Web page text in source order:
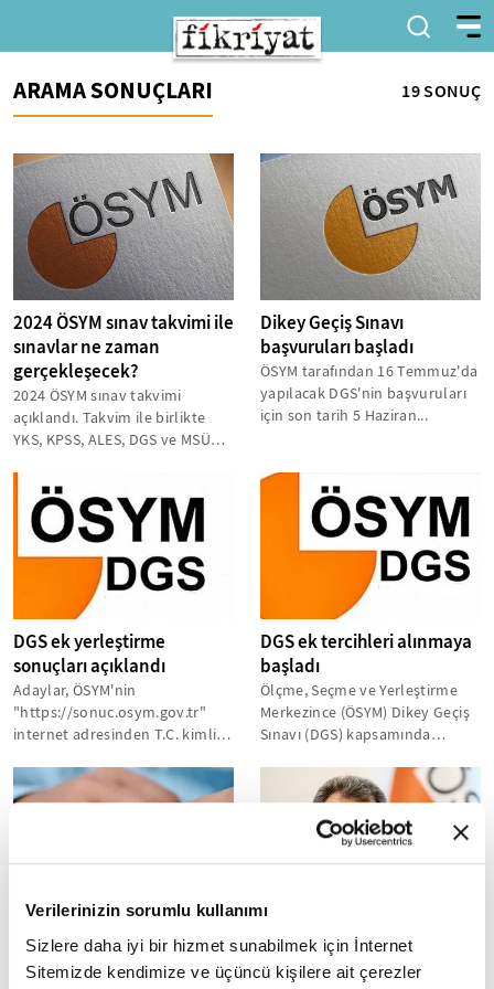
Verilerinizin sorumlu kullanımı
Sizlere daha iyi bir hizmet sunabilmek için İnternet
Sitemizde kendimize ve üçüncü kişilere ait çerezler
ARAMA SONUÇLARI 19 SONUÇ
2024 ÖSYM sınav takvimi ile
sınavlar ne zaman
gerçekleşecek?
2024 ÖSYM sınav takvimi
açıklandı. Takvim ile birlikte
YKS, KPSS, ALES, DGS ve MSÜ
ÖSYM...
Dikey Geçiş Sınavı
başvuruları başladı
ÖSYM tarafından 16 Temmuz'da
yapılacak DGS'nin başvuruları
için son tarih 5 Haziran...
DGS ek yerleştirme
sonuçları açıklandı
Adaylar, ÖSYM'nin
"https://sonuc.osym.gov.tr"
internet adresinden T.C. kimlik
sonuçlarına...
DGS ek tercihleri alınmaya
başladı
Ölçme, Seçme ve Yerleştirme
Merkezince (ÖSYM) Dikey Geçiş
Sınavı (DGS) kapsamında
DGS soruları erişime açıldı
Adaylar, DGS sorularının
tamamına
DGS'ye 336 binden fazla
aday katılacak